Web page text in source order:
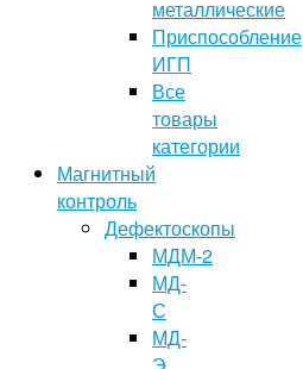
металлические
Приспособление
ИГП
Все
товары
категории
Магнитный
контроль
Дефектоскопы
МДМ-2
МД-
С
МД-